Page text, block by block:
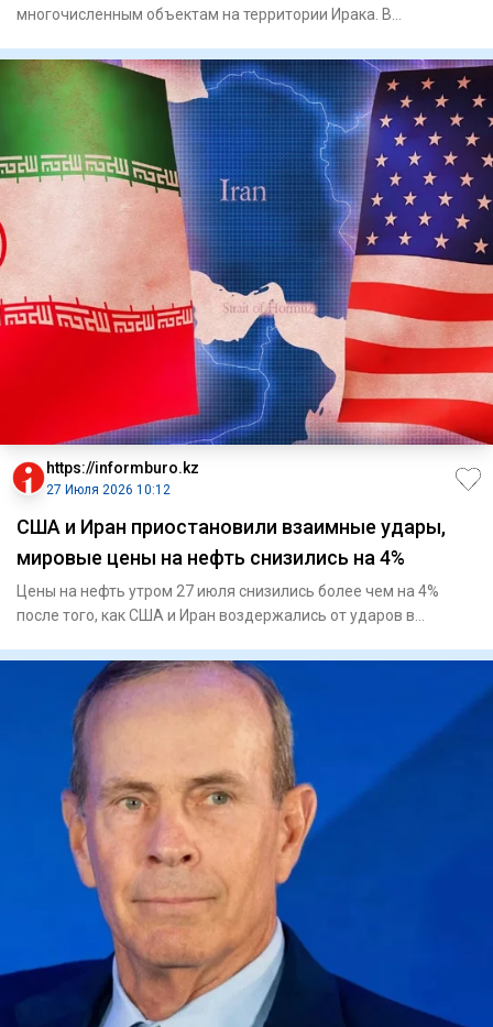
многочисленным объектам на территории Ирака. В
https://informburo.kz
27 Июля 2026 10:12
США и Иран приостановили взаимные удары,
мировые цены на нефть снизились на 4%
Цены на нефть утром 27 июля снизились более чем на 4%
после того, как США и Иран воздержались от ударов в